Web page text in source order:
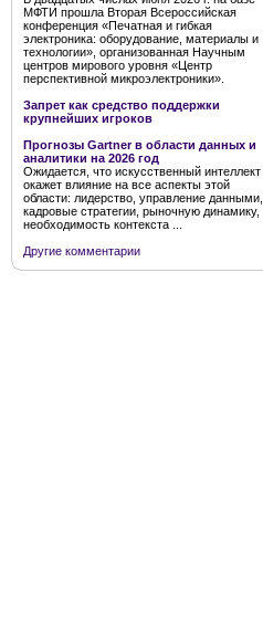
МФТИ прошла Вторая Всероссийская
конференция «Печатная и гибкая
электроника: оборудование, материалы и
технологии», организованная Научным
центров мирового уровня «Центр
перспективной микроэлектроники».
Запрет как средство поддержки
крупнейших игроков
Прогнозы Gartner в области данных и
аналитики на 2026 год
Ожидается, что искусственный интеллект
окажет влияние на все аспекты этой
области: лидерство, управление данными,
кадровые стратегии, рыночную динамику,
необходимость контекста ...
Другие комментарии